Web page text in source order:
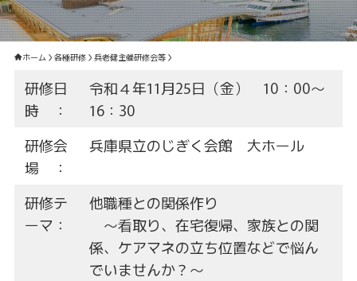
ホーム 各種研修 兵老健主催研修会等
研修日
時 ：
令和４年11月25日（金） 10：00～
16：30
研修会
場 ：
兵庫県立のじぎく会館 大ホール
研修テ
ーマ：
他職種との関係作り
～看取り、在宅復帰、家族との関
係、ケアマネの立ち位置などで悩ん
でいませんか？～